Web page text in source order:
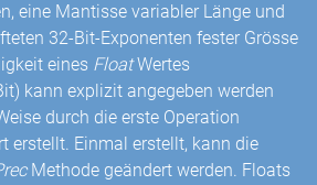
eine Mantisse variabler Länge und
32-Bit-Exponenten fester Grösse
eines FloatWertes
kann explizit angegeben werden
durch die erste Operation
erstellt. Einmal erstellt, kann die
Methode geändert werden. Floats